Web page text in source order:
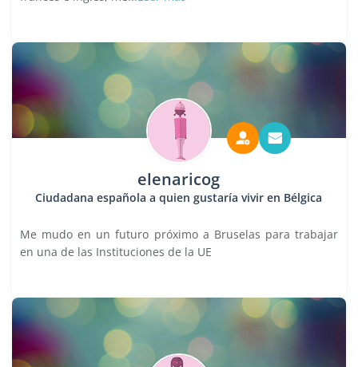
elenaricog
Ciudadana española a quien gustaría vivir en Bélgica
Me mudo en un futuro próximo a Bruselas para trabajar
en una de las Instituciones de la UE